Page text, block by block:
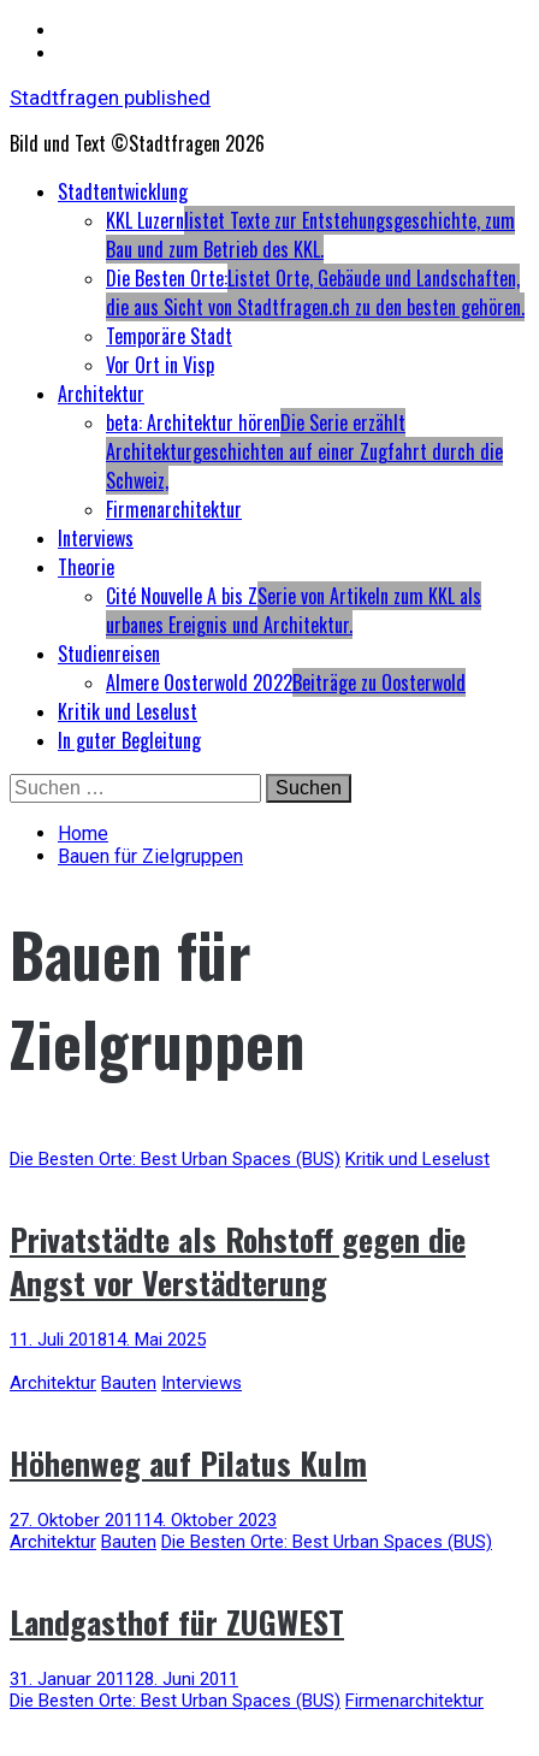
Stadtfragen published
Bild und Text ©Stadtfragen 2026
PrimaryStadtentwicklung
KKL Luzernlistet Texte zur Entstehungsgeschichte, zum
Bau und zum Betrieb des KKL.
Die Besten Orte:Listet Orte, Gebäude und Landschaften,
die aus Sicht von Stadtfragen.ch zu den besten gehören.
Temporäre Stadt
Vor Ort in Visp
Architektur
beta: Architektur hörenDie Serie erzählt
Architekturgeschichten auf einer Zugfahrt durch die
Schweiz,
Firmenarchitektur
Interviews
Theorie
Cité Nouvelle A bis ZSerie von Artikeln zum KKL als
urbanes Ereignis und Architektur.
Studienreisen
Almere Oosterwold 2022Beiträge zu Oosterwold
Kritik und Leselust
In guter Begleitung
Skip
to
content
Suchen
nach:
Home
Bauen für Zielgruppen
Bauen für
Zielgruppen
Die Besten Orte: Best Urban Spaces (BUS) Kritik und Leselust
Privatstädte als Rohstoff gegen die
Angst vor Verstädterung
11. Juli 201814. Mai 2025
Architektur Bauten Interviews
Höhenweg auf Pilatus Kulm
27. Oktober 201114. Oktober 2023
Architektur Bauten Die Besten Orte: Best Urban Spaces (BUS)
Landgasthof für ZUGWEST
31. Januar 201128. Juni 2011
Die Besten Orte: Best Urban Spaces (BUS) Firmenarchitektur